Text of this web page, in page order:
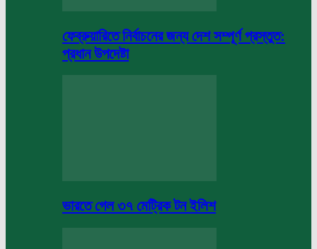
ফেব্রুয়ারিতে নির্বাচনের জন্য দেশ সম্পূর্ণ প্রস্তুত:
প্রধান উপদেষ্টা
ভারতে গেল ৩৭ মেট্রিক টন ইলিশ